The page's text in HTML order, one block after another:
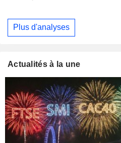
Plus d'analyses
Actualités à la une